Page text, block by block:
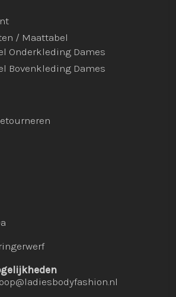
/ Maattabel
Onderkleding Dames
Bovenkleding Dames